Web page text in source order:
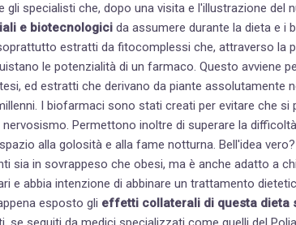
gli specialisti che, dopo una visita e l'illustrazione del
e biotecnologici da assumere durante la dieta e i
estratti da fitocomplessi che, attraverso la
le potenzialità di un farmaco. Questo avviene
ed estratti che derivano da piante assolutamente
I biofarmaci sono stati creati per evitare che si
Permettono inoltre di superare la
alla golosità e alla fame notturna. Bell'idea
sia in sovrappeso che obesi, ma è anche adatto a
e abbia intenzione di abbinare un trattamento
esposto gli effetti collaterali di questa dieta